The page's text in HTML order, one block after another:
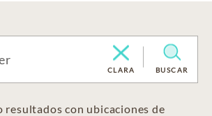
CLARA BUSCAR
resultados con ubicaciones de